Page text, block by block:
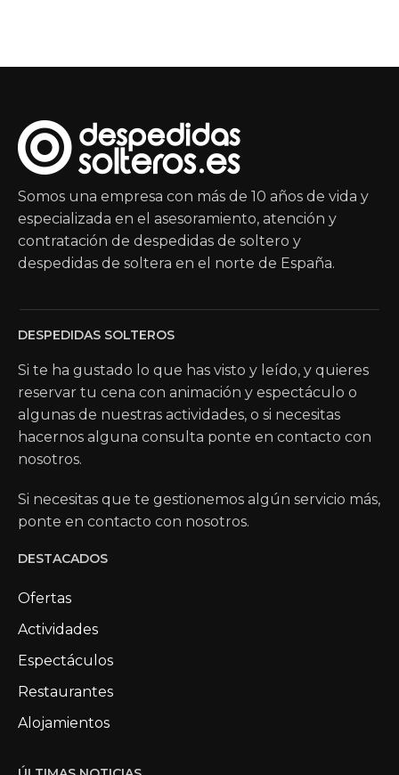
Somos una empresa con más de 10 años de vida y
especializada en el asesoramiento, atención y
contratación de despedidas de soltero y
despedidas de soltera en el norte de España.
DESPEDIDAS SOLTEROS
Si te ha gustado lo que has visto y leído, y quieres
reservar tu cena con animación y espectáculo o
algunas de nuestras actividades, o si necesitas
hacernos alguna consulta ponte en contacto con
nosotros.
Si necesitas que te gestionemos algún servicio más,
ponte en contacto con nosotros.
DESTACADOS
Ofertas
Actividades
Espectáculos
Restaurantes
Alojamientos